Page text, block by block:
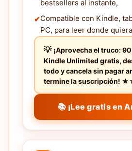
bestsellers al instante,
Compatible con Kindle,
PC, para leer donde
¡Aprovecha el truco:
Kindle Unlimited gratis,
todo y cancela sin pagar
termine la
📚 ¡Lee gratis en